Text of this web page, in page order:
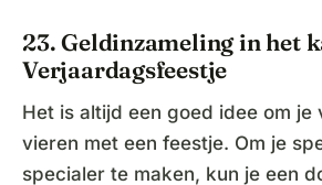
23. Geldinzameling in het
Verjaardagsfeestje
Het is altijd een goed idee om je
vieren met een feestje. Om je
specialer te maken, kun je een